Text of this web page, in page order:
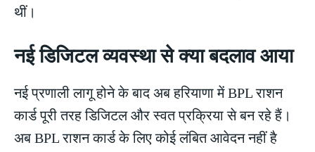
थीं।
नई डिजिटल व्यवस्था से क्या बदलाव आया
नई प्रणाली लागू होने के बाद अब हरियाणा में BPL राशन
कार्ड पूरी तरह डिजिटल और स्वत प्रक्रिया से बन रहे हैं।
अब BPL राशन कार्ड के लिए कोई लंबित आवेदन नहीं है